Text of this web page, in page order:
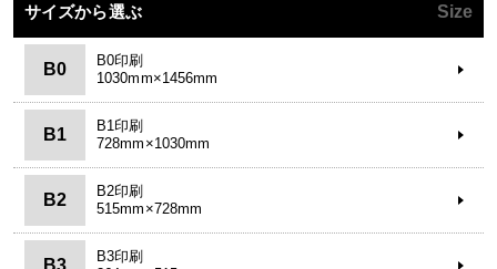
サイズから選ぶ Size
B0
B0印刷
1030mm×1456mm
B1
B1印刷
728mm×1030mm
B2
B2印刷
515mm×728mm
B3
B3印刷